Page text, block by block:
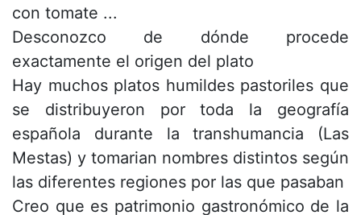
con tomate ...
Desconozco de dónde procede
exactamente el origen del plato
Hay muchos platos humildes pastoriles que
se distribuyeron por toda la geografía
española durante la transhumancia (Las
Mestas) y tomarian nombres distintos según
las diferentes regiones por las que pasaban
Creo que es patrimonio gastronómico de la